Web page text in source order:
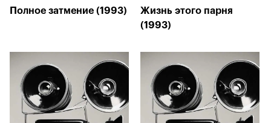
Полное затмение (1993)
Жизнь этого парня
(1993)